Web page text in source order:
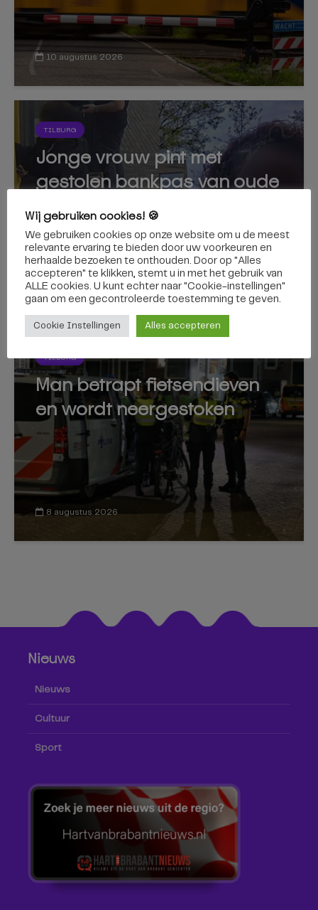
10 augustus 2026
TILBURG
Jonge vrouw pint met
gestolen bankpas van oude
dame
10 augustus 2026
TILBURG
Man betrapt fietsendieven
en wordt neergestoken
8 augustus 2026
Nieuws
Nieuws
Cultuur
Sport
Wij gebruiken cookies! 🍪
We gebruiken cookies op onze website om u de meest
relevante ervaring te bieden door uw voorkeuren en
herhaalde bezoeken te onthouden. Door op "Alles
accepteren" te klikken, stemt u in met het gebruik van
ALLE cookies. U kunt echter naar "Cookie-instellingen"
gaan om een ​​gecontroleerde toestemming te geven.
Cookie Instellingen Alles accepteren